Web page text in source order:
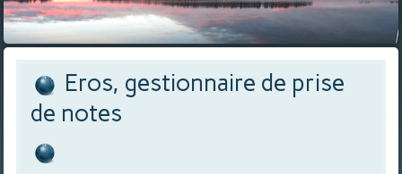
Eros, gestionnaire de prise
de notes